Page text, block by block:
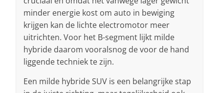
minder energie kost om auto in bewiging
krijgen kan de lichte electromotor meer
uitrichten. Voor het B-segment lijkt milde
hybride daarom vooralsnog de voor de hand
liggende techniek te zijn.
Een milde hybride SUV is een belangrijke stap